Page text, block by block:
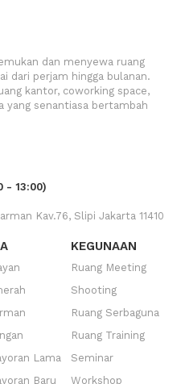
dan menyewa ruang
dari perjam hingga bulanan.
kantor, coworking space,
yang senantiasa bertambah
- 13:00)
Kav.76, Slipi Jakarta 11410
Lama
Baru
KEGUNAAN
Ruang Meeting
Shooting
Ruang Serbaguna
Ruang Training
Seminar
Workshop